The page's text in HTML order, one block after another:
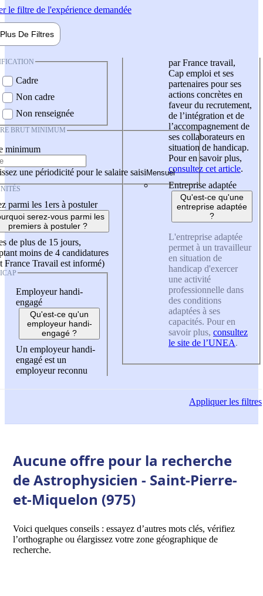
le filtre de l'expérience demandée
Plus De Filtres
Cadre
Non cadre
Non renseignée
BRUT MINIMUM
minimum
une périodicité pour le salaire saisi
parmi les 1ers à postuler
serez-vous parmi les
premiers à postuler ?
de plus de 15 jours,
moins de 4 candidatures
France Travail est informé)
Employeur handi-
engagé
Qu'est-ce qu'un
employeur handi-
engagé ?
Un employeur handi-
engagé est un
employeur reconnu
par France travail,
Cap emploi et ses
partenaires pour ses
actions concrètes en
faveur du recrutement,
de l’intégration et de
l’accompagnement de
ses collaborateurs en
situation de handicap.
Pour en savoir plus,
consultez cet article.
Entreprise adaptée
Qu'est-ce qu'une
entreprise adaptée
?
L'entreprise adaptée
permet à un travailleur
en situation de
handicap d'exercer
une activité
professionnelle dans
des conditions
adaptées à ses
capacités. Pour en
savoir plus, consultez
le site de l’UNEA.
Appliquerles filtres
Aucune offre pour la recherche
de Astrophysicien - Saint-Pierre-
et-Miquelon (975)
Voici quelques conseils : essayez d’autres mots clés, vérifiez
l’orthographe ou élargissez votre zone géographique de
recherche.